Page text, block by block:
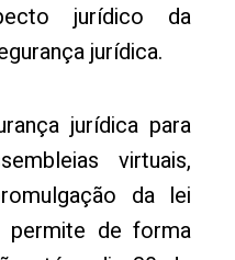
jurídico da
jurídica.
jurídica para
virtuais,
da lei
permite de forma